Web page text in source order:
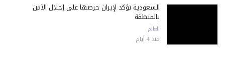
السعودية تؤكد لإيران حرصها على إحلال الأمن
بالمنطقة
العالم
منذ 4 أيام